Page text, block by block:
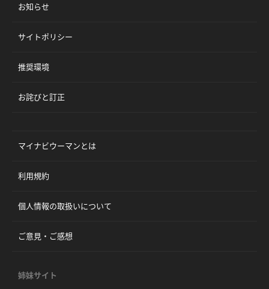
お知らせ
サイトポリシー
推奨環境
お詫びと訂正
マイナビウーマンとは
利用規約
個人情報の取扱いについて
ご意見・ご感想
姉妹サイト